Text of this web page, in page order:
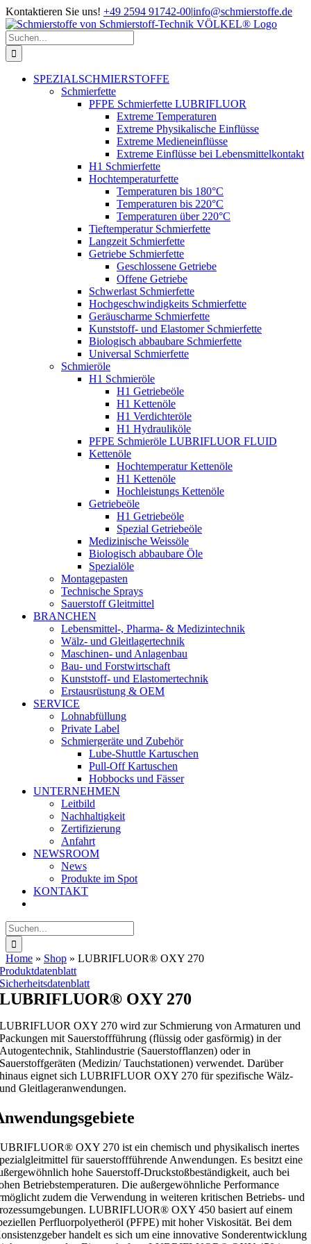
Zum
Inhalt
springen
Kontaktieren Sie uns! +49 2594 91742-00|info@schmierstoffe.de
Suche
nach:
SPEZIALSCHMIERSTOFFE
Schmierfette
PFPE Schmierfette LUBRIFLUOR
Extreme Temperaturen
Extreme Physikalische Einflüsse
Extreme Medieneinflüsse
Extreme Einflüsse bei Lebensmittelkontakt
H1 Schmierfette
Hochtemperaturfette
Temperaturen bis 180°C
Temperaturen bis 220°C
Temperaturen über 220°C
Tieftemperatur Schmierfette
Langzeit Schmierfette
Getriebe Schmierfette
Geschlossene Getriebe
Offene Getriebe
Schwerlast Schmierfette
Hochgeschwindigkeits Schmierfette
Geräuscharme Schmierfette
Kunststoff- und Elastomer Schmierfette
Biologisch abbaubare Schmierfette
Universal Schmierfette
Schmieröle
H1 Schmieröle
H1 Getriebeöle
H1 Kettenöle
H1 Verdichteröle
H1 Hydrauliköle
PFPE Schmieröle LUBRIFLUOR FLUID
Kettenöle
Hochtemperatur Kettenöle
H1 Kettenöle
Hochleistungs Kettenöle
Getriebeöle
H1 Getriebeöle
Spezial Getriebeöle
Medizinische Weissöle
Biologisch abbaubare Öle
Spezialöle
Montagepasten
Technische Sprays
Sauerstoff Gleitmittel
BRANCHEN
Lebensmittel-, Pharma- & Medizintechnik
Wälz- und Gleitlagertechnik
Maschinen- und Anlagenbau
Bau- und Forstwirtschaft
Kunststoff- und Elastomertechnik
Erstausrüstung & OEM
SERVICE
Lohnabfüllung
Private Label
Schmiergeräte und Zubehör
Lube-Shuttle Kartuschen
Pull-Off Kartuschen
Hobbocks und Fässer
UNTERNEHMEN
Leitbild
Nachhaltigkeit
Zertifizierung
Anfahrt
NEWSROOM
News
Produkte im Spot
KONTAKT
Suche
nach:
Home » Shop » LUBRIFLUOR® OXY 270
Produktdatenblatt
Sicherheitsdatenblatt
LUBRIFLUOR® OXY 270
LUBRIFLUOR OXY 270 wird zur Schmierung von Armaturen und
Packungen mit Sauerstoffführung (flüssig oder gasförmig) in der
Autogentechnik, Stahlindustrie (Sauerstofflanzen) oder in
Sauerstoffgeräten (Medizin/ Tauchstationen) verwendet. Darüber
hinaus eignet sich LUBRIFLUOR OXY 270 für spezifische Wälz-
und Gleitlageranwendungen.
OXY 270 ist ein chemisch und physikalisch inertes
für sauerstoffführende Anwendungen. Es besitzt eine
hohe Sauerstoff-Druckstoßbeständigkeit, auch bei
Betriebstemperaturen. Die außergewöhnliche Performance
zudem die Verwendung in weiteren kritischen Betriebs- und
LUBRIFLUOR® OXY 450 basiert auf einem
Perfluorpolyetheröl (PFPE) mit hoher Viskosität. Bei dem
handelt es sich um eine innovative Sonderentwicklung